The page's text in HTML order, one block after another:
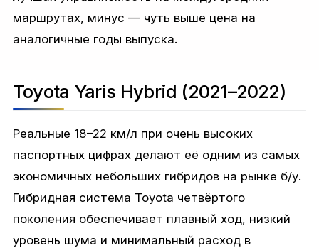
маршрутах, минус — чуть выше цена на
аналогичные годы выпуска.
Toyota Yaris Hybrid (2021–2022)
Реальные 18–22 км/л при очень высоких
паспортных цифрах делают её одним из самых
экономичных небольших гибридов на рынке б/у.
Гибридная система Toyota четвёртого
поколения обеспечивает плавный ход, низкий
уровень шума и минимальный расход в